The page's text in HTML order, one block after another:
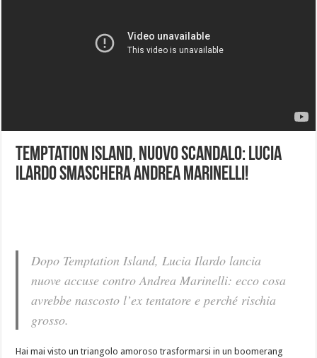
Temptation Island, nuovo scandalo: Lucia
Ilardo smaschera Andrea Marinelli!
Dopo Temptation Island, Lucia Ilardo lancia
nuove accuse contro Andrea Marinelli: ecco cosa
avrebbe nascosto l’ex tentatore e perché rischia
grosso.
Hai mai visto un triangolo amoroso trasformarsi in un boomerang